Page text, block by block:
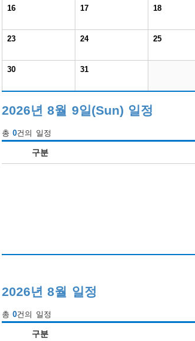
16 17 18
23 24 25
30 31
2026년 8월 9일(Sun) 일정
총0건의 일정
구분
2026년 8월 일정
총0건의 일정
구분